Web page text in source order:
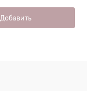
Добавить